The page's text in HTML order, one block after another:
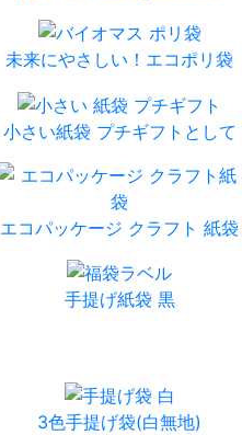
未来にやさしい！エコポリ袋
小さい紙袋 プチギフトとして
エコパッケージ クラフト 紙袋
手提げ紙袋 黒
3色手提げ袋(白無地)